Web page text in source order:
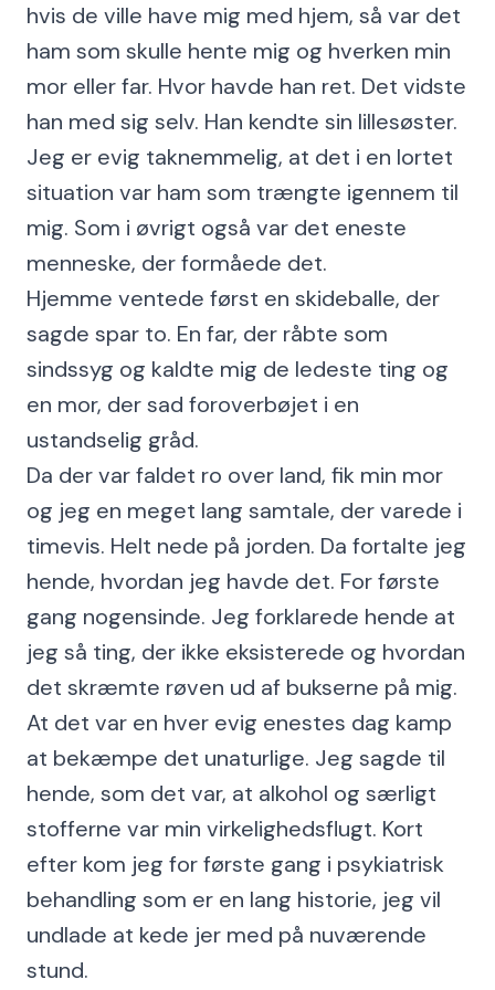
hvis de ville have mig med hjem, så var det
ham som skulle hente mig og hverken min
mor eller far. Hvor havde han ret. Det vidste
han med sig selv. Han kendte sin lillesøster.
Jeg er evig taknemmelig, at det i en lortet
situation var ham som trængte igennem til
mig. Som i øvrigt også var det eneste
menneske, der formåede det.
Hjemme ventede først en skideballe, der
sagde spar to. En far, der råbte som
sindssyg og kaldte mig de ledeste ting og
en mor, der sad foroverbøjet i en
ustandselig gråd.
Da der var faldet ro over land, fik min mor
og jeg en meget lang samtale, der varede i
timevis. Helt nede på jorden. Da fortalte jeg
hende, hvordan jeg havde det. For første
gang nogensinde. Jeg forklarede hende at
jeg så ting, der ikke eksisterede og hvordan
det skræmte røven ud af bukserne på mig.
At det var en hver evig enestes dag kamp
at bekæmpe det unaturlige. Jeg sagde til
hende, som det var, at alkohol og særligt
stofferne var min virkelighedsflugt. Kort
efter kom jeg for første gang i psykiatrisk
behandling som er en lang historie, jeg vil
undlade at kede jer med på nuværende
stund.